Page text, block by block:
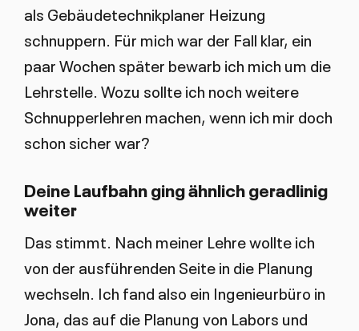
als Gebäudetechnikplaner Heizung
schnuppern. Für mich war der Fall klar, ein
paar Wochen später bewarb ich mich um die
Lehrstelle. Wozu sollte ich noch weitere
Schnupperlehren machen, wenn ich mir doch
schon sicher war?
Deine Laufbahn ging ähnlich geradlinig
weiter
Das stimmt. Nach meiner Lehre wollte ich
von der ausführenden Seite in die Planung
wechseln. Ich fand also ein Ingenieurbüro in
Jona, das auf die Planung von Labors und